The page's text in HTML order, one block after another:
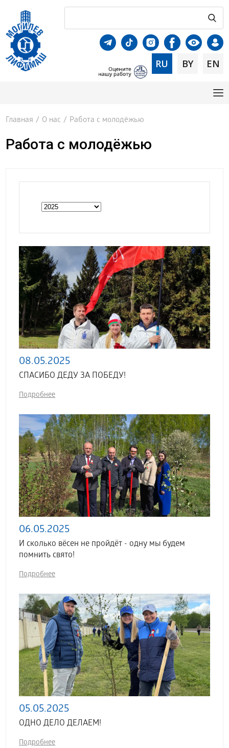
RU BY EN
Главная / О нас / Работа с молодёжью
Работа с молодёжью
08.05.2025
СПАСИБО ДЕДУ ЗА ПОБЕДУ!
Подробнее
06.05.2025
И сколько вёсен не пройдёт - одну мы будем
помнить свято!
Подробнее
05.05.2025
ОДНО ДЕЛО ДЕЛАЕМ!
Подробнее